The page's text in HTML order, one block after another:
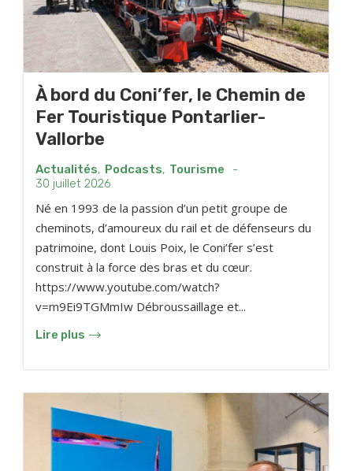
À bord du Coni’fer, le Chemin de
Fer Touristique Pontarlier-
Vallorbe
Actualités, Podcasts, Tourisme
-
30 juillet 2026
Né en 1993 de la passion d’un petit groupe de
cheminots, d’amoureux du rail et de défenseurs du
patrimoine, dont Louis Poix, le Coni’fer s’est
construit à la force des bras et du cœur.
https://www.youtube.com/watch?
v=m9Ei9TGMmIw Débroussaillage et...
Lire plus